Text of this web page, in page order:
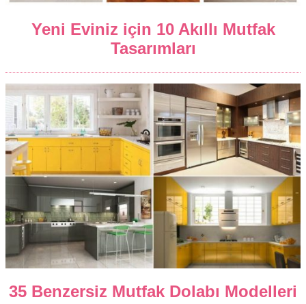
Yeni Eviniz için 10 Akıllı Mutfak
Tasarımları
35 Benzersiz Mutfak Dolabı Modelleri